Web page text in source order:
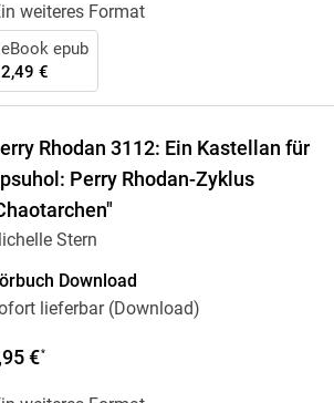
weiteres Format
eBook epub
2,49 €
Rhodan 3112: Ein Kastellan für
Perry Rhodan-Zyklus
Stern
Download
lieferbar (Download)
€*